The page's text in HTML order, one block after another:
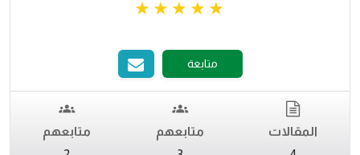
متابعة
المقالات متابعهم متابعهم